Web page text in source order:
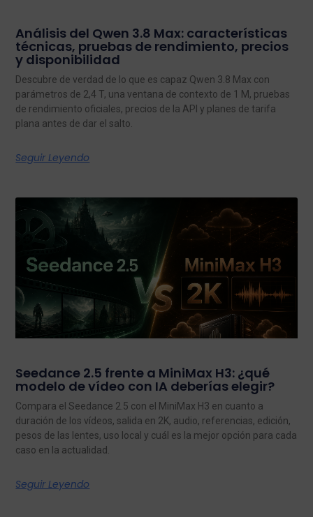
Análisis del Qwen 3.8 Max: características
técnicas, pruebas de rendimiento, precios
y disponibilidad
Descubre de verdad de lo que es capaz Qwen 3.8 Max con
parámetros de 2,4 T, una ventana de contexto de 1 M, pruebas
de rendimiento oficiales, precios de la API y planes de tarifa
plana antes de dar el salto.
Seguir Leyendo
Seedance 2.5 frente a MiniMax H3: ¿qué
modelo de vídeo con IA deberías elegir?
Compara el Seedance 2.5 con el MiniMax H3 en cuanto a
duración de los vídeos, salida en 2K, audio, referencias, edición,
pesos de las lentes, uso local y cuál es la mejor opción para cada
caso en la actualidad.
Seguir Leyendo